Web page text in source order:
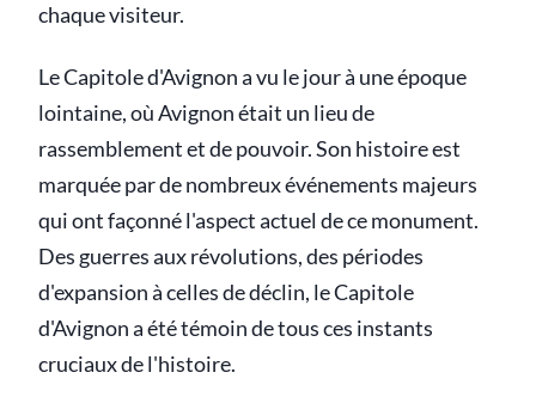
chaque visiteur.
Le Capitole d'Avignon a vu le jour à une époque
lointaine, où Avignon était un lieu de
rassemblement et de pouvoir. Son histoire est
marquée par de nombreux événements majeurs
qui ont façonné l'aspect actuel de ce monument.
Des guerres aux révolutions, des périodes
d'expansion à celles de déclin, le Capitole
d'Avignon a été témoin de tous ces instants
cruciaux de l'histoire.